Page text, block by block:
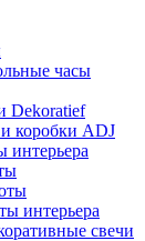
часы
Dekoratief
коробки ADJ
интерьера
интерьера
свечи